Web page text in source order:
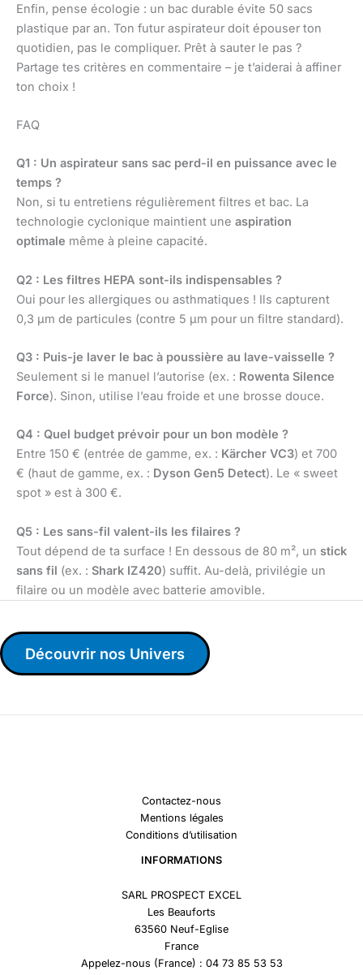
Enfin, pense écologie : un bac durable évite 50 sacs
plastique par an. Ton futur aspirateur doit épouser ton
quotidien, pas le compliquer. Prêt à sauter le pas ?
Partage tes critères en commentaire – je t’aiderai à affiner
ton choix !
FAQ
Q1 : Un aspirateur sans sac perd-il en puissance avec le
temps ?
Non, si tu entretiens régulièrement filtres et bac. La
technologie cyclonique maintient une aspiration
optimale même à pleine capacité.
Q2 : Les filtres HEPA sont-ils indispensables ?
Oui pour les allergiques ou asthmatiques ! Ils capturent
0,3 µm de particules (contre 5 µm pour un filtre standard).
Q3 : Puis-je laver le bac à poussière au lave-vaisselle ?
Seulement si le manuel l’autorise (ex. : Rowenta Silence
Force). Sinon, utilise l’eau froide et une brosse douce.
Q4 : Quel budget prévoir pour un bon modèle ?
Entre 150 € (entrée de gamme, ex. : Kärcher VC3) et 700
€ (haut de gamme, ex. : Dyson Gen5 Detect). Le « sweet
spot » est à 300 €.
Q5 : Les sans-fil valent-ils les filaires ?
Tout dépend de ta surface ! En dessous de 80 m², un stick
sans fil (ex. : Shark IZ420) suffit. Au-delà, privilégie un
filaire ou un modèle avec batterie amovible.
Découvrir nos Univers
Contactez-nous
Mentions légales
Conditions d’utilisation
INFORMATIONS
SARL PROSPECT EXCEL
Les Beauforts
63560 Neuf-Eglise
France
Appelez-nous (France) : 04 73 85 53 53